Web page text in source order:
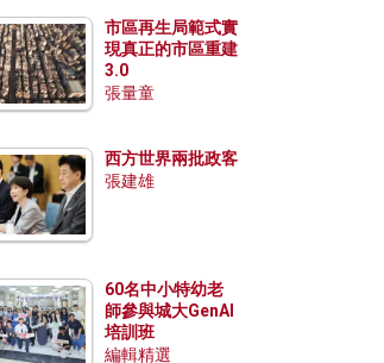
市區再生局範式實
現真正的市區重建
3.0
張量童
西方世界兩批政客
張建雄
60名中小特幼老
師參與城大GenAI
培訓班
編輯精選